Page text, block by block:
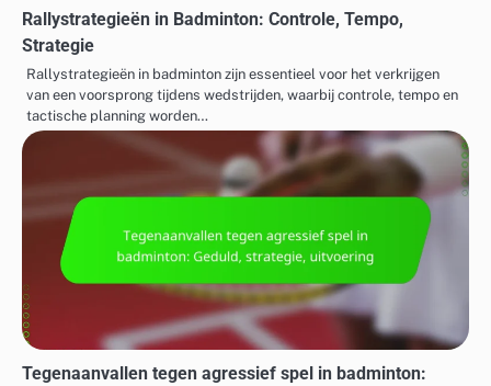
Rallystrategieën in Badminton: Controle, Tempo,
Strategie
Rallystrategieën in badminton zijn essentieel voor het verkrijgen
van een voorsprong tijdens wedstrijden, waarbij controle, tempo en
tactische planning worden…
Tegenaanvallen tegen agressief spel in badminton: